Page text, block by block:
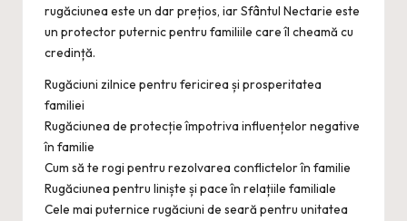
rugăciunea este un dar prețios, iar Sfântul Nectarie este
un protector puternic pentru familiile care îl cheamă cu
credință.
Rugăciuni zilnice pentru fericirea și prosperitatea
familiei
Rugăciunea de protecție împotriva influențelor negative
în familie
Cum să te rogi pentru rezolvarea conflictelor în familie
Rugăciunea pentru liniște și pace în relațiile familiale
Cele mai puternice rugăciuni de seară pentru unitatea